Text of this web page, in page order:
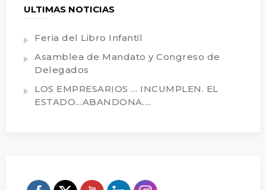
ULTIMAS NOTICIAS
Feria del Libro Infantil
Asamblea de Mandato y Congreso de
Delegados
LOS EMPRESARIOS … INCUMPLEN. EL
ESTADO…ABANDONA….